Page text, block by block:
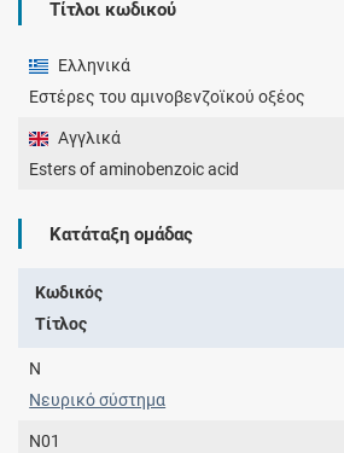
Τίτλοι κωδικού
Ελληνικά
Εστέρες του αμινοβενζοϊκού οξέος
Αγγλικά
Esters of aminobenzoic acid
Κατάταξη ομάδας
Κωδικός
Τίτλος
N
Νευρικό σύστημα
N01